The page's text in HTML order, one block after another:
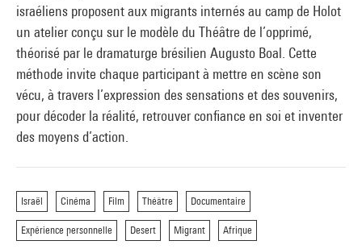
israéliens proposent aux migrants internés au camp de Holot
un atelier conçu sur le modèle du Théâtre de l’opprimé,
théorisé par le dramaturge brésilien Augusto Boal. Cette
méthode invite chaque participant à mettre en scène son
vécu, à travers l’expression des sensations et des souvenirs,
pour décoder la réalité, retrouver confiance en soi et inventer
des moyens d’action.
Israël Cinéma Film Théâtre Documentaire
Expérience personnelle Desert Migrant Afrique